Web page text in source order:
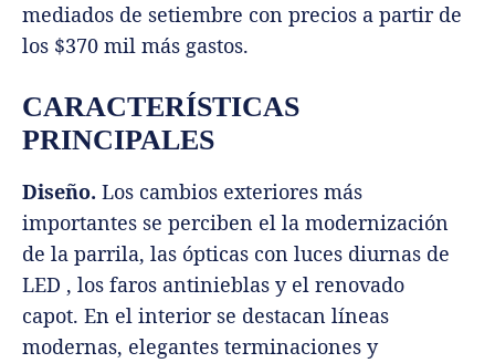
mediados de setiembre con precios a partir de
los $370 mil más gastos.
CARACTERÍSTICAS
PRINCIPALES
Diseño. Los cambios exteriores más
importantes se perciben el la modernización
de la parrila, las ópticas con luces diurnas de
LED , los faros antinieblas y el renovado
capot. En el interior se destacan líneas
modernas, elegantes terminaciones y